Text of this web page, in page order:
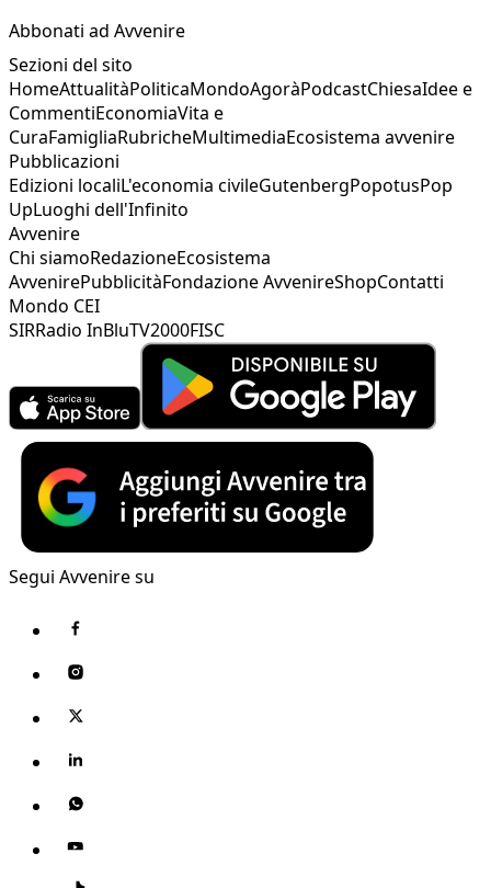
Abbonati ad Avvenire
Sezioni del sito
HomeAttualitàPoliticaMondoAgoràPodcastChiesaIdee e
CommentiEconomiaVita e
CuraFamigliaRubricheMultimediaEcosistema avvenire
Pubblicazioni
Edizioni localiL'economia civileGutenbergPopotusPop
UpLuoghi dell'Infinito
Avvenire
Chi siamoRedazioneEcosistema
AvvenirePubblicitàFondazione AvvenireShopContatti
Mondo CEI
SIRRadio InBluTV2000FISC
Segui Avvenire su